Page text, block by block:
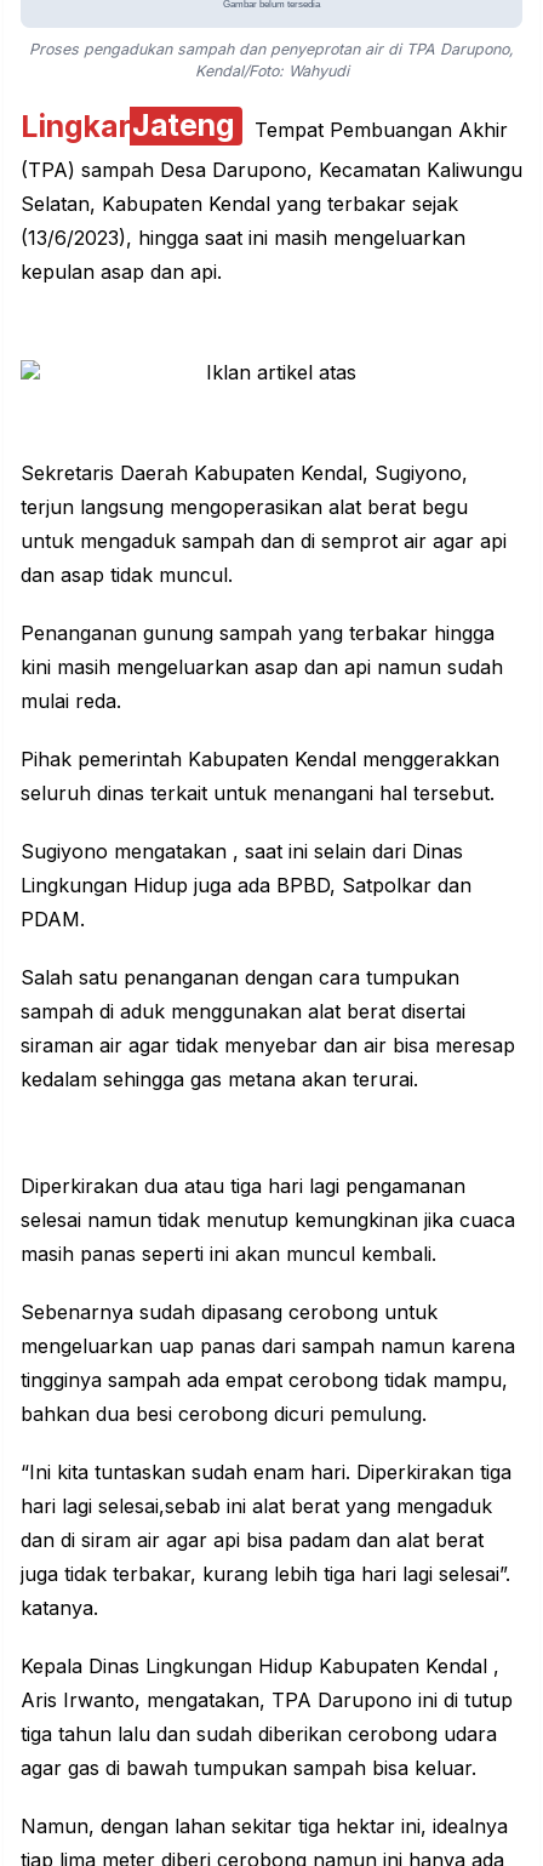
Proses pengadukan sampah dan penyeprotan air di TPA Darupono,
Kendal/Foto: Wahyudi
LingkarJateng
Tempat Pembuangan Akhir
(TPA) sampah Desa Darupono, Kecamatan Kaliwungu
Selatan, Kabupaten Kendal yang terbakar sejak
(13/6/2023), hingga saat ini masih mengeluarkan
kepulan asap dan api.
Sekretaris Daerah Kabupaten Kendal, Sugiyono,
terjun langsung mengoperasikan alat berat begu
untuk mengaduk sampah dan di semprot air agar api
dan asap tidak muncul.
Penanganan gunung sampah yang terbakar hingga
kini masih mengeluarkan asap dan api namun sudah
mulai reda.
Pihak pemerintah Kabupaten Kendal menggerakkan
seluruh dinas terkait untuk menangani hal tersebut.
Sugiyono mengatakan , saat ini selain dari Dinas
Lingkungan Hidup juga ada BPBD, Satpolkar dan
PDAM.
Salah satu penanganan dengan cara tumpukan
sampah di aduk menggunakan alat berat disertai
siraman air agar tidak menyebar dan air bisa meresap
kedalam sehingga gas metana akan terurai.
Diperkirakan dua atau tiga hari lagi pengamanan
selesai namun tidak menutup kemungkinan jika cuaca
masih panas seperti ini akan muncul kembali.
Sebenarnya sudah dipasang cerobong untuk
mengeluarkan uap panas dari sampah namun karena
tingginya sampah ada empat cerobong tidak mampu,
bahkan dua besi cerobong dicuri pemulung.
“Ini kita tuntaskan sudah enam hari. Diperkirakan tiga
hari lagi selesai,sebab ini alat berat yang mengaduk
dan di siram air agar api bisa padam dan alat berat
juga tidak terbakar, kurang lebih tiga hari lagi selesai”.
katanya.
Kepala Dinas Lingkungan Hidup Kabupaten Kendal ,
Aris Irwanto, mengatakan, TPA Darupono ini di tutup
tiga tahun lalu dan sudah diberikan cerobong udara
agar gas di bawah tumpukan sampah bisa keluar.
Namun, dengan lahan sekitar tiga hektar ini, idealnya
tiap lima meter diberi cerobong namun ini hanya ada